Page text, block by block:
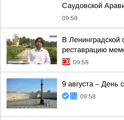
Саудовской
09:58
В Ленинградской
реставрацию
09:58
9 августа – День
09:58